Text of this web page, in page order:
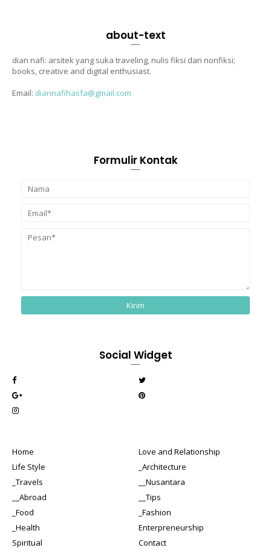
about-text
dian nafi: arsitek yang suka traveling, nulis fiksi dan nonfiksi;
books, creative and digital enthusiast.
Email: diannafihasfa@gmail.com
Formulir Kontak
Social Widget
Home
Love and Relationship
Life Style
_Architecture
_Travels
__Nusantara
__Abroad
__Tips
_Food
_Fashion
_Health
Enterpreneurship
Spiritual
Contact